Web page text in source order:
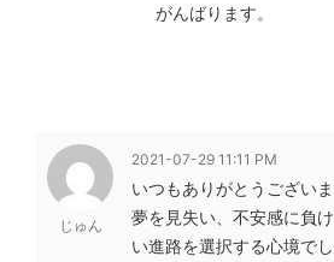
がんばります。
じゅん
2021-07-29 11:11 PM
いつもありがとうございま
夢を見失い、不安感に負
い進路を選択する心境でし